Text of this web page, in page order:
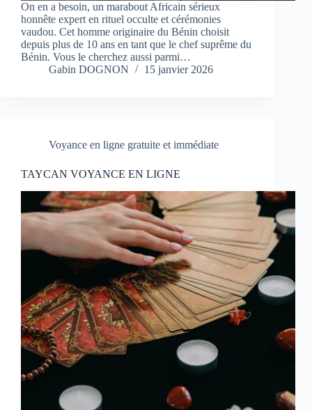
On en a besoin, un marabout Africain sérieux
honnête expert en rituel occulte et cérémonies
vaudou. Cet homme originaire du Bénin choisit
depuis plus de 10 ans en tant que le chef suprême du
Bénin. Vous le cherchez aussi parmi…
Gabin DOGNON
15 janvier 2026
Voyance en ligne gratuite et immédiate
TAYCAN VOYANCE EN LIGNE